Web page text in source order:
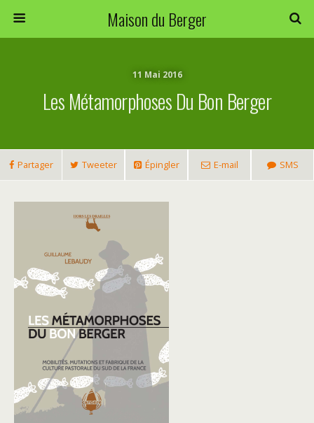
Maison du Berger
11 Mai 2016
Les Métamorphoses Du Bon Berger
Partager Tweeter Épingler E-mail SMS